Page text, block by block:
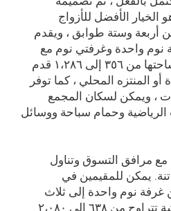
الأفضل للأزواج
أربعة وستة طوابق ، ويقدم
واحدة وغرفتي نوم مع
منطقة جلوس. تتراوح مساحتها من ۳٥٦ إلى ۱،۲۸٦ قدم
المنتزه المحلي ، كما توفر
، ويمكن لسكان المجمع
الرياضية وحمام سباحة ووسائل
مرافق التسوق وتناول
يمكن للمقيمين في
غرفة نوم واحدة إلى ثلاث
غرف نوم بمساحات معيشة تتراوح من ٦۳۸ إلى ۲،۰۸۰